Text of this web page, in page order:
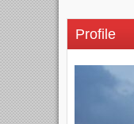
Profile